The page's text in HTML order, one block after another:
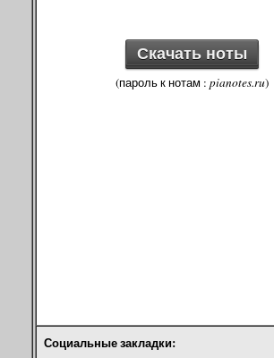
Скачать ноты
(пароль к нотам : pianotes.ru)
Социальные закладки: